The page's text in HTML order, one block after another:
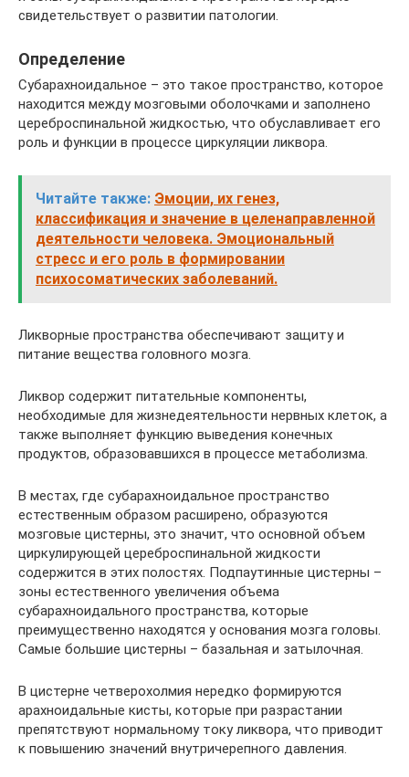
свидетельствует о развитии патологии.
Определение
Субарахноидальное – это такое пространство, которое
находится между мозговыми оболочками и заполнено
цереброспинальной жидкостью, что обуславливает его
роль и функции в процессе циркуляции ликвора.
Читайте также: Эмоции, их генез,
классификация и значение в целенаправленной
деятельности человека. Эмоциональный
стресс и его роль в формировании
психосоматических заболеваний.
Ликворные пространства обеспечивают защиту и
питание вещества головного мозга.
Ликвор содержит питательные компоненты,
необходимые для жизнедеятельности нервных клеток, а
также выполняет функцию выведения конечных
продуктов, образовавшихся в процессе метаболизма.
В местах, где субарахноидальное пространство
естественным образом расширено, образуются
мозговые цистерны, это значит, что основной объем
циркулирующей цереброспинальной жидкости
содержится в этих полостях. Подпаутинные цистерны –
зоны естественного увеличения объема
субарахноидального пространства, которые
преимущественно находятся у основания мозга головы.
Самые большие цистерны – базальная и затылочная.
В цистерне четверохолмия нередко формируются
арахноидальные кисты, которые при разрастании
препятствуют нормальному току ликвора, что приводит
к повышению значений внутричерепного давления.